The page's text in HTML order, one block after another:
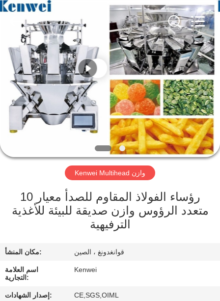
منزل
المنتجات
حول
بنا
جولة
المعمل
الجودة
اتصل
بنا
متعددة
الرؤوس
Copyright
2022
multi-
weigher.com.
Rights
Reserved.
Kenwei Multihead وازن
10 رؤساء الفولاذ المقاوم للصدأ معيار
متعدد الرؤوس وازن صديقة للبيئة للأغذية
الترفيهية
مكان المنشأ: قوانغدونغ ، الصين
اسم العلامة
التجارية:
Kenwei
إصدار الشهادات: CE,SGS,OIML